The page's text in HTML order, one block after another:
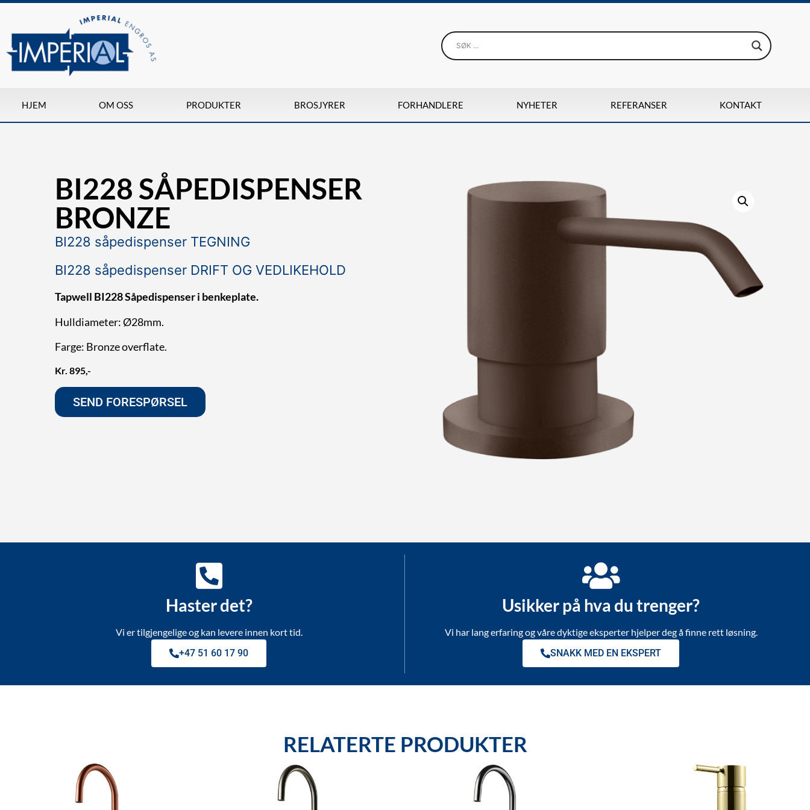
HJEM OM OSS PRODUKTER BROSJYRER FORHANDLERE NYHETER REFERANSER KONTAKT
BI228 SÅPEDISPENSER
BRONZE
BI228 såpedispenser TEGNING
BI228 såpedispenser DRIFT OG VEDLIKEHOLD
Tapwell BI228 Såpedispenser i benkeplate.
Hulldiameter: Ø28mm.
Farge: Bronze overflate.
Kr 895
SEND FORESPØRSEL
Haster det?
Vi er tilgjengelige og kan levere innen kort tid.
+47 51 60 17 90
Usikker på hva du trenger?
Vi har lang erfaring og våre dyktige eksperter hjelper deg å finne rett løsning.
SNAKK MED EN EKSPERT
RELATERTE PRODUKTER